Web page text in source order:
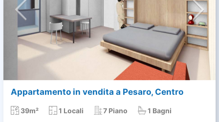
Appartamento in vendita a Pesaro, Centro
39m² 1 Locali 7 Piano 1 Bagni